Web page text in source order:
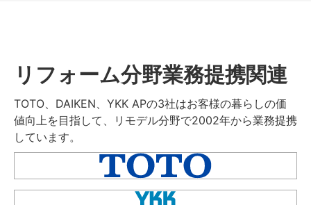
リフォーム分野業務提携関連
TOTO、DAIKEN、YKK APの3社はお客様の暮らしの価
値向上を目指して、リモデル分野で2002年から業務提携
しています。